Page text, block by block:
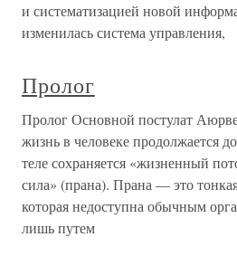
и систематизацией новой
изменилась система управления,
Пролог
Пролог Основной постулат
жизнь в человеке продолжается
теле сохраняется «жизненный
сила» (прана). Прана — это
которая недоступна обычным
лишь путем